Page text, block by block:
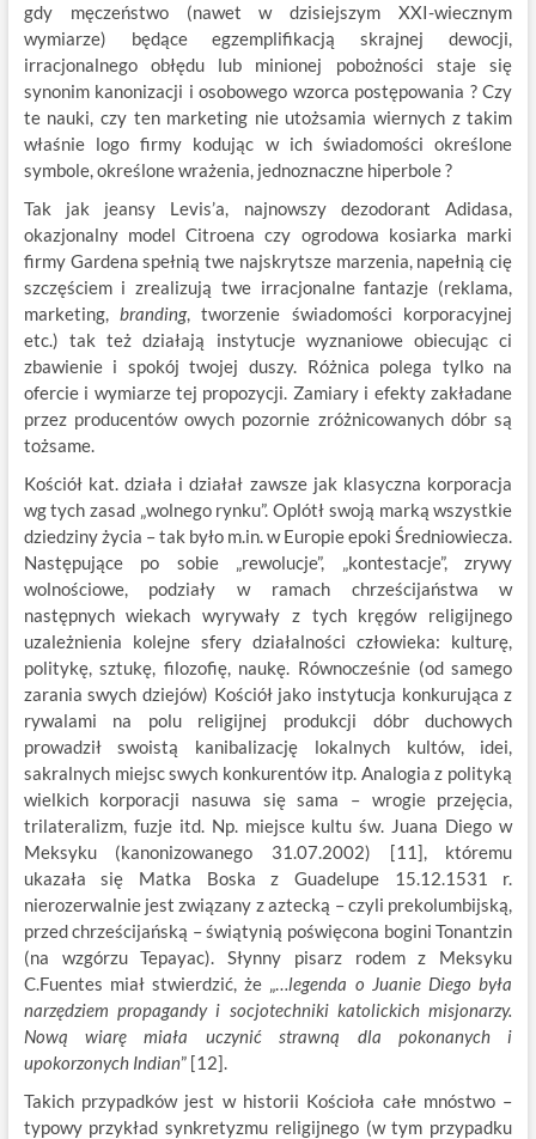
gdy męczeństwo (nawet w dzisiejszym XXI-wiecznym
wymiarze) będące egzemplifikacją skrajnej dewocji,
irracjonalnego obłędu lub minionej pobożności staje się
synonim kanonizacji i osobowego wzorca postępowania ? Czy
te nauki, czy ten marketing nie utożsamia wiernych z takim
właśnie logo firmy kodując w ich świadomości określone
symbole, określone wrażenia, jednoznaczne hiperbole ?
Tak jak jeansy Levis’a, najnowszy dezodorant Adidasa,
okazjonalny model Citroena czy ogrodowa kosiarka marki
firmy Gardena spełnią twe najskrytsze marzenia, napełnią cię
szczęściem i zrealizują twe irracjonalne fantazje (reklama,
marketing,branding, tworzenie świadomości korporacyjnej
etc.) tak też działają instytucje wyznaniowe obiecując ci
zbawienie i spokój twojej duszy. Różnica polega tylko na
ofercie i wymiarze tej propozycji. Zamiary i efekty zakładane
przez producentów owych pozornie zróżnicowanych dóbr są
tożsame.
Kościół kat. działa i działał zawsze jak klasyczna korporacja
wg tych zasad „wolnego rynku”. Oplótł swoją marką wszystkie
dziedziny życia – tak było m.in. w Europie epoki Średniowiecza.
Następujące po sobie „rewolucje”, „kontestacje”, zrywy
wolnościowe, podziały w ramach chrześcijaństwa w
następnych wiekach wyrywały z tych kręgów religijnego
uzależnienia kolejne sfery działalności człowieka: kulturę,
politykę, sztukę, filozofię, naukę. Równocześnie (od samego
zarania swych dziejów) Kościół jako instytucja konkurująca z
rywalami na polu religijnej produkcji dóbr duchowych
prowadził swoistą kanibalizację lokalnych kultów, idei,
sakralnych miejsc swych konkurentów itp. Analogia z polityką
wielkich korporacji nasuwa się sama – wrogie przejęcia,
trilateralizm, fuzje itd. Np. miejsce kultu św. Juana Diego w
Meksyku (kanonizowanego 31.07.2002) [11], któremu
ukazała się Matka Boska z Guadelupe 15.12.1531 r.
nierozerwalnie jest związany z aztecką – czyli prekolumbijską,
przed chrześcijańską – świątynią poświęcona bogini Tonantzin
(na wzgórzu Tepayac). Słynny pisarz rodem z Meksyku
C.Fuentes miał stwierdzić, że „…legenda o Juanie Diego była
narzędziem propagandy i socjotechniki katolickich misjonarzy.
Nową wiarę miała uczynić strawną dla pokonanych i
upokorzonych Indian” [12].
Takich przypadków jest w historii Kościoła całe mnóstwo –
typowy przykład synkretyzmu religijnego (w tym przypadku